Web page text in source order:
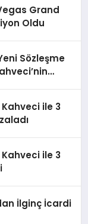
Grand
Oldu
Sözleşme
ile 3
ile 3
İlginç İcardi